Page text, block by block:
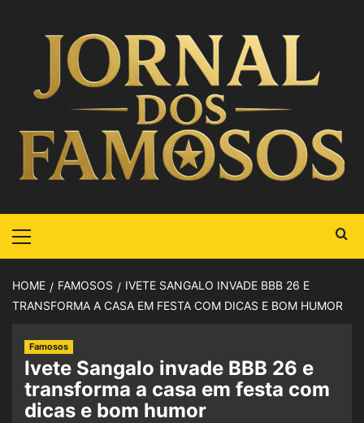
HOME FAMOSOS
IVETE SANGALO INVADE BBB 26 E
TRANSFORMA A CASA EM FESTA COM DICAS E BOM HUMOR
Famosos
Ivete Sangalo invade BBB 26 e
transforma a casa em festa com
dicas e bom humor